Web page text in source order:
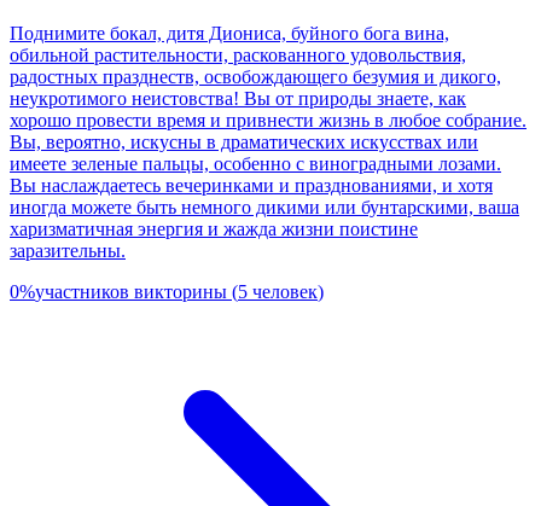
Поднимите бокал, дитя Диониса, буйного бога вина,
обильной растительности, раскованного удовольствия,
радостных празднеств, освобождающего безумия и дикого,
неукротимого неистовства! Вы от природы знаете, как
хорошо провести время и привнести жизнь в любое собрание.
Вы, вероятно, искусны в драматических искусствах или
имеете зеленые пальцы, особенно с виноградными лозами.
Вы наслаждаетесь вечеринками и празднованиями, и хотя
иногда можете быть немного дикими или бунтарскими, ваша
харизматичная энергия и жажда жизни поистине
заразительны.
0%участников викторины (5 человек)